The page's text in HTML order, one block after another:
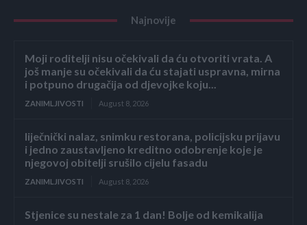
Najnovije
Moji roditelji nisu očekivali da ću otvoriti vrata. A
još manje su očekivali da ću stajati uspravna, mirna
i potpuno drugačija od djevojke koju...
ZANIMLJIVOSTI August 8, 2026
liječnički nalaz, snimku restorana, policijsku prijavu
i jedno zaustavljeno kreditno odobrenje koje je
njegovoj obitelji srušilo cijelu fasadu
ZANIMLJIVOSTI August 8, 2026
Stjenice su nestale za 1 dan! Bolje od kemikalija